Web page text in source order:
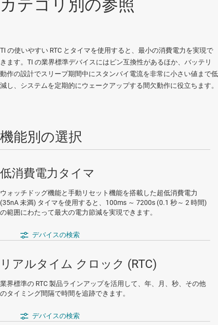
カテゴリ別の参照
TI の使いやすい RTC とタイマを使用すると、最小の消費電力を実現で
きます。TI の業界標準デバイスにはピン互換性があるほか、バッテリ
動作の設計でスリープ期間中にスタンバイ電流を非常に小さい値まで低
減し、システムを定期的にウェークアップする間欠動作に役立ちます。
機能別の選択
低消費電力タイマ
ウォッチドッグ機能と手動リセット機能を搭載した超低消費電力
(35nA 未満) タイマを使用すると、100ms ～ 7200s (0.1 秒～ 2 時間)
の範囲にわたって最大の電力節減を実現できます。
デバイスの検索
リアルタイム クロック (RTC)
業界標準の RTC 製品ラインアップを活用して、年、月、秒、その他
のタイミング間隔で時間を追跡できます。
デバイスの検索